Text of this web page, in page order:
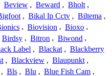
Beview , Beward , Bholt ,
, Bikal Ip Cctv , Biltema ,
, Biovision , Bioxo ,
Birdsy , Bitron , Biwond ,
Label , Blackat , Blackberry
, Blackview , Blaupunkt ,
, Bls , Blu , Blue Fish Cam ,